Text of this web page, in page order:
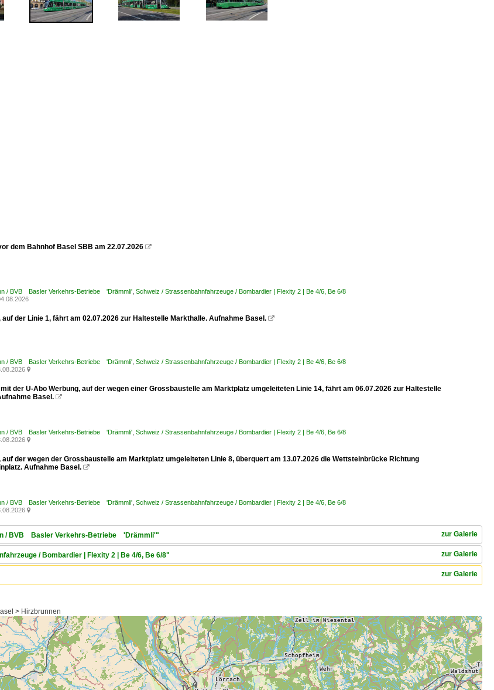
dem Bahnhof Basel SBB am 22.07.2026 
/ BVB Basler Verkehrs-Betriebe 'Drämmli' Schweiz / Strassenbahnfahrzeuge / Bombardier | Flexity 2 | Be 4/6, Be 6/8
auf der Linie 1, fährt am 02.07.2026 zur Haltestelle Markthalle. Aufnahme Basel. 
/ BVB Basler Verkehrs-Betriebe 'Drämmli' Schweiz / Strassenbahnfahrzeuge / Bombardier | Flexity 2 | Be 4/6, Be 6/8

der U-Abo Werbung, auf der wegen einer Grossbaustelle am Marktplatz umgeleiteten Linie 14, fährt am 06.07.2026 zur Haltestelle
Basel. 
/ BVB Basler Verkehrs-Betriebe 'Drämmli' Schweiz / Strassenbahnfahrzeuge / Bombardier | Flexity 2 | Be 4/6, Be 6/8

auf der wegen der Grossbaustelle am Marktplatz umgeleiteten Linie 8, überquert am 13.07.2026 die Wettsteinbrücke Richtung
Aufnahme Basel. 
/ BVB Basler Verkehrs-Betriebe 'Drämmli' Schweiz / Strassenbahnfahrzeuge / Bombardier | Flexity 2 | Be 4/6, Be 6/8

zur Galerie
/ BVB Basler Verkehrs-Betriebe 'Drämmli'"
zur Galerie
/ Bombardier | Flexity 2 | Be 4/6, Be 6/8"
zur Galerie
> Hirzbrunnen